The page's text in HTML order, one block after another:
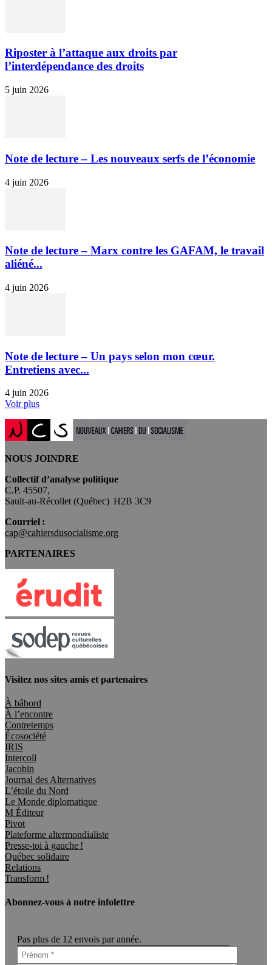
Riposter à l’attaque aux droits par
l’interdépendance des droits
5 juin 2026
Note de lecture – Les nouveaux serfs de l’économie
4 juin 2026
Note de lecture – Marx contre les GAFAM, le travail
aliéné...
4 juin 2026
Note de lecture – Un pays selon mon cœur.
Entretiens avec...
4 juin 2026
Voir plus
NOUS JOINDRE
Collectif d’analyse politique
C.P. 45507,
Sault-au-Récollet (Québec) H2B 3C9
Courriel :
cap@cahiersdusocialisme.org
PARTENAIRES
Visitez nos sites amis et partenaires
À bâbord
À l’encontre
Contretemps
Écosociété
IRIS
Intercoll
Jacobin
Journal des Alternatives
L’étoile du Nord
Le Monde diplomatique
M Éditeur
Pivot
Plateforme altermondialiste
Presse-toi à gauche !
Québec solidaire
Relations
Transform !
Abonnez-vous à notre infolettre
Pas plus de 12 envois par année.